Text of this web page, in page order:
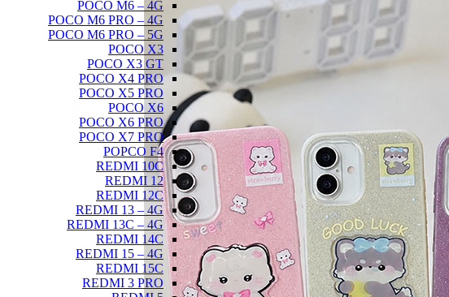
POCO M6 – 4G
POCO M6 PRO – 4G
POCO M6 PRO – 5G
POCO X3
POCO X3 GT
POCO X4 PRO
POCO X5 PRO
POCO X6
POCO X6 PRO
POCO X7 PRO
POPCO F4
REDMI 10C
REDMI 12
REDMI 12C
REDMI 13 – 4G
REDMI 13C – 4G
REDMI 14C
REDMI 15 – 4G
REDMI 15C
REDMI 3 PRO